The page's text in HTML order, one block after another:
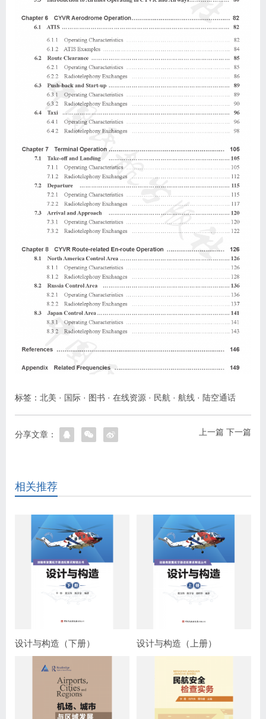
标签： 北美 · 国际 · 图书 · 在线资源 · 民航 · 航线 · 陆空通话
上一篇 下一篇
分享文章：
相关推荐
设计与构造（下册） 设计与构造（上册）